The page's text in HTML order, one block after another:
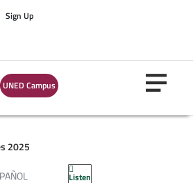
Sign Up
UNED Campus
2025
Listen
FISCAL
Y LOS